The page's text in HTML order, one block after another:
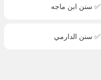
✅ سنن ابن ماجه
✅ سنن الدارمي